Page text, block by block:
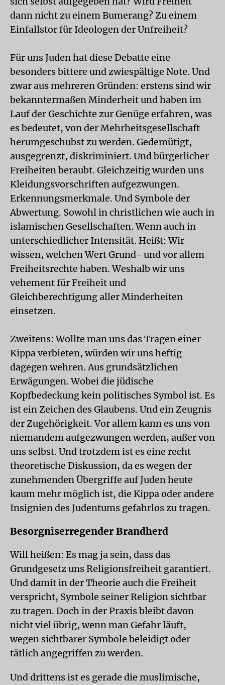
dann nicht zu einem Bumerang? Zu einem
Einfallstor für Ideologen der Unfreiheit?
Für uns Juden hat diese Debatte eine
besonders bittere und zwiespältige Note. Und
zwar aus mehreren Gründen: erstens sind wir
bekanntermaßen Minderheit und haben im
Lauf der Geschichte zur Genüge erfahren, was
es bedeutet, von der Mehrheitsgesellschaft
herumgeschubst zu werden. Gedemütigt,
ausgegrenzt, diskriminiert. Und bürgerlicher
Freiheiten beraubt. Gleichzeitig wurden uns
Kleidungsvorschriften aufgezwungen.
Erkennungsmerkmale. Und Symbole der
Abwertung. Sowohl in christlichen wie auch in
islamischen Gesellschaften. Wenn auch in
unterschiedlicher Intensität. Heißt: Wir
wissen, welchen Wert Grund- und vor allem
Freiheitsrechte haben. Weshalb wir uns
vehement für Freiheit und
Gleichberechtigung aller Minderheiten
einsetzen.
Zweitens: Wollte man uns das Tragen einer
Kippa verbieten, würden wir uns heftig
dagegen wehren. Aus grundsätzlichen
Erwägungen. Wobei die jüdische
Kopfbedeckung kein politisches Symbol ist. Es
ist ein Zeichen des Glaubens. Und ein Zeugnis
der Zugehörigkeit. Vor allem kann es uns von
niemandem aufgezwungen werden, außer von
uns selbst. Und trotzdem ist es eine recht
theoretische Diskussion, da es wegen der
zunehmenden Übergriffe auf Juden heute
kaum mehr möglich ist, die Kippa oder andere
Insignien des Judentums gefahrlos zu tragen.
Besorgniserregender Brandherd
Will heißen: Es mag ja sein, dass das
Grundgesetz uns Religionsfreiheit garantiert.
Und damit in der Theorie auch die Freiheit
verspricht, Symbole seiner Religion sichtbar
zu tragen. Doch in der Praxis bleibt davon
nicht viel übrig, wenn man Gefahr läuft,
wegen sichtbarer Symbole beleidigt oder
tätlich angegriffen zu werden.
Und drittens ist es gerade die muslimische,